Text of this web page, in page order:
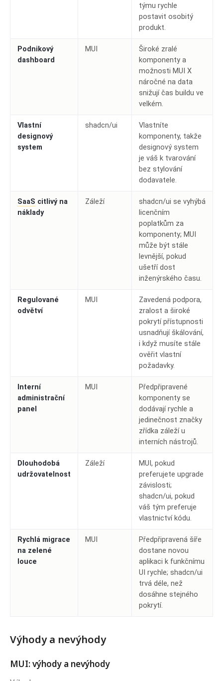
týmu rychle
postavit osobitý
produkt.
Podnikový
dashboard
MUI
Široké zralé
komponenty a
možnosti MUI X
náročné na data
snižují čas buildu ve
velkém.
Vlastní
designový
system
shadcn/ui
Vlastníte
komponenty, takže
designový system
je váš k tvarování
bez stylování
dodavatele.
SaaS citlivý na
náklady
Záleží
shadcn/ui se vyhýbá
licenčním
poplatkům za
komponenty; MUI
může být stále
levnější, pokud
ušetří dost
inženýrského času.
Regulované
odvětví
MUI
Zavedená podpora,
zralost a široké
pokrytí přístupnosti
usnadňují škálování,
i když musíte stále
ověřit vlastní
požadavky.
Interní
administrační
panel
MUI
Předpřipravené
komponenty se
dodávají rychle a
jedinečnost značky
zřídka záleží u
interních nástrojů.
Dlouhodobá
udržovatelnost
Záleží
MUI, pokud
preferujete upgrade
závislosti;
shadcn/ui, pokud
váš tým preferuje
vlastnictví kódu.
Rychlá migrace
na zelené
louce
MUI
Předpřipravená šíře
dostane novou
aplikaci k funkčnímu
UI rychle; shadcn/ui
trvá déle, než
dosáhne stejného
pokrytí.
Výhody a nevýhody
MUI: výhody a nevýhody